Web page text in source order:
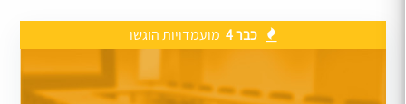
כבר 4 מועמדויות הוגשו